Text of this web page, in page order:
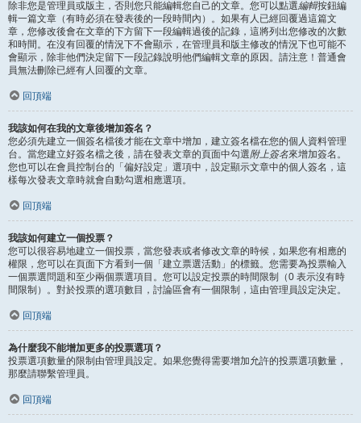
除非您是管理員或版主，否則您只能編輯您自己的文章。您可以點選編輯按鈕編
輯一篇文章（有時必須在發表後的一段時間內）。如果有人已經回覆過這篇文
章，您修改後會在文章的下方留下一段編輯過後的記錄，這將列出您修改的次數
和時間。在沒有回覆的情況下不會顯示，在管理員和版主修改的情況下也可能不
會顯示，除非他們決定留下一段記錄說明他們編輯文章的原因。請注意！普通會
員無法刪除已經有人回覆的文章。
回頂端
我該如何在我的文章後增加簽名？
您必須先建立一個簽名檔後才能在文章中增加，建立簽名檔在您的個人資料管理
台。當您建立好簽名檔之後，請在發表文章的頁面中勾選附上簽名來增加簽名。
您也可以在會員控制台的「偏好設定」選項中，設定顯示文章中的個人簽名，這
樣每次發表文章時就會自動勾選相應選項。
回頂端
我該如何建立一個投票？
您可以很容易地建立一個投票，當您發表或者修改文章的時候，如果您有相應的
權限，您可以在頁面下方看到一個「建立票選活動」的標籤。您需要為投票輸入
一個票選問題和至少兩個票選項目。您可以設定投票的時間限制（0 表示沒有時
間限制）。對於投票的選項數目，討論區會有一個限制，這由管理員設定決定。
回頂端
為什麼我不能增加更多的投票選項？
投票選項數量的限制由管理員設定。如果您覺得需要增加允許的投票選項數量，
那麼請聯繫管理員。
回頂端